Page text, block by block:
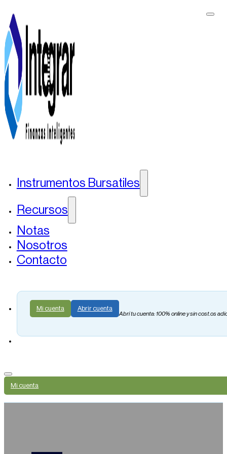
Instrumentos Bursatiles
Recursos
Notas
Nosotros
Contacto
Mi cuenta Abrir cuenta
Abrí tu cuenta: 100% online y sin cost.os
Mi cuenta